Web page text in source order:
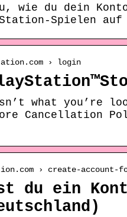
wie du dein
Spielen auf
› login
what you’re
Cancellation
› create-account-
du ein